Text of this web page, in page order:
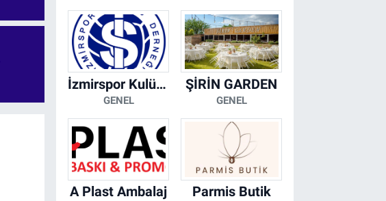
İzmirspor Kulübü Derneği
GENEL
ŞİRİN GARDEN
GENEL
A Plast Ambalaj Parmis Butik